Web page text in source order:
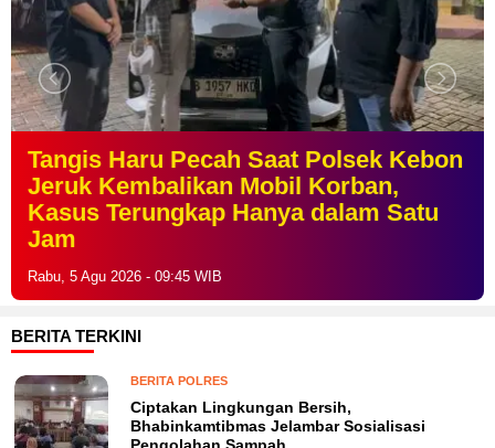
Ungkap Peredaran Tramadol dan
Hexymer, Polsek Cengkareng
Amankan Pelaku Beserta 2.500 Butir
Obat Keras
Rabu, 5 Agu 2026 - 09:41 WIB
BERITA TERKINI
BERITA POLRES
Ciptakan Lingkungan Bersih,
Bhabinkamtibmas Jelambar Sosialisasi